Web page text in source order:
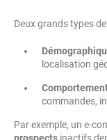
Deux grands types
localisation
commandes,
Par exemple, un e-